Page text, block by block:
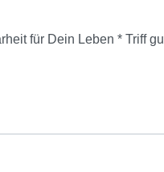
für Dein Leben * Triff